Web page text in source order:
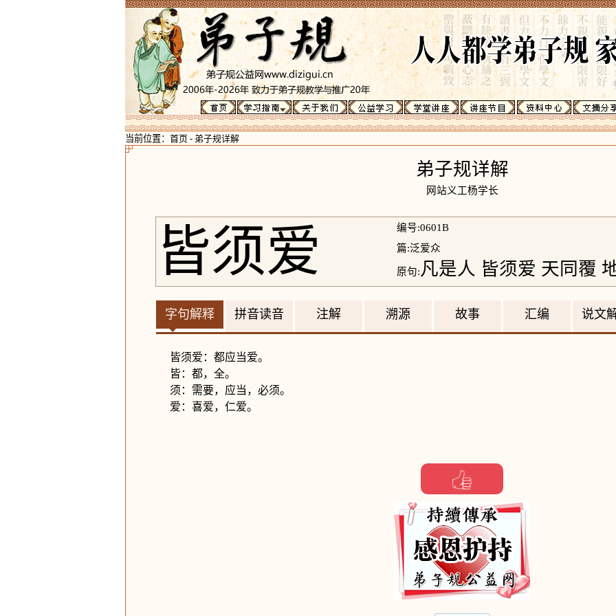
当前位置： 首页 - 弟子规详解
弟子规详解
网站义工杨学长
皆须爱
编号:0601B
篇:泛爱众
原句:凡是人 皆须爱 天同覆
字句解释 拼音读音 注解 溯源 故事 汇编 说文
皆须爱：都应当爱。
皆：都，全。
须：需要，应当，必须。
爱：喜爱，仁爱。